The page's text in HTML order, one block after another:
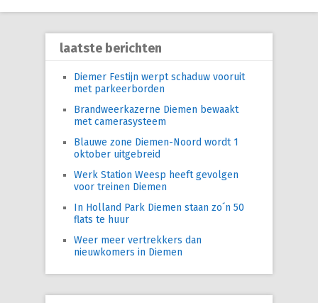
laatste berichten
Diemer Festijn werpt schaduw vooruit
met parkeerborden
Brandweerkazerne Diemen bewaakt
met camerasysteem
Blauwe zone Diemen-Noord wordt 1
oktober uitgebreid
Werk Station Weesp heeft gevolgen
voor treinen Diemen
In Holland Park Diemen staan zo´n 50
flats te huur
Weer meer vertrekkers dan
nieuwkomers in Diemen